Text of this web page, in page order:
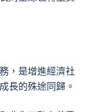
，是增進經濟社
長的殊途同歸。